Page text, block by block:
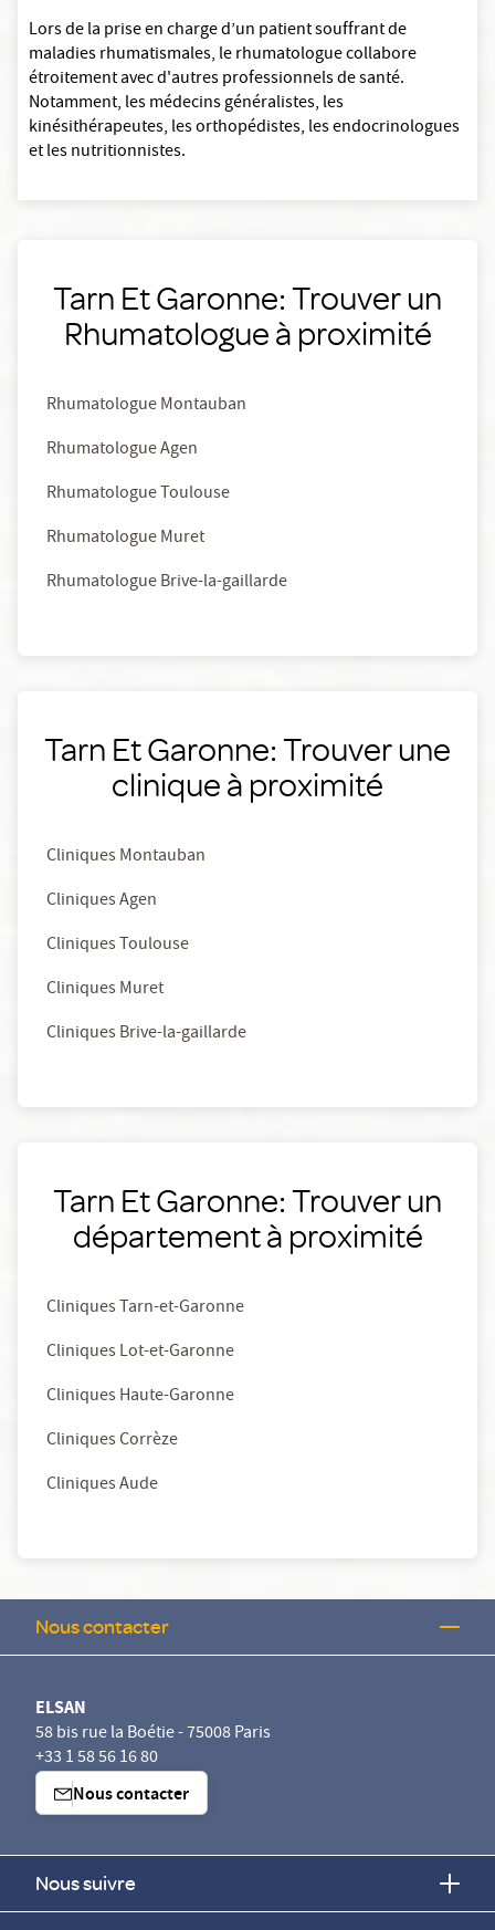
Lors de la prise en charge d’un patient souffrant de
maladies rhumatismales, le rhumatologue collabore
étroitement avec d'autres professionnels de santé.
Notamment, les médecins généralistes, les
kinésithérapeutes, les orthopédistes, les endocrinologues
et les nutritionnistes.
Tarn Et Garonne: Trouver un
Rhumatologue à proximité
Rhumatologue Montauban
Rhumatologue Agen
Rhumatologue Toulouse
Rhumatologue Muret
Rhumatologue Brive-la-gaillarde
Tarn Et Garonne: Trouver une
clinique à proximité
Cliniques Montauban
Cliniques Agen
Cliniques Toulouse
Cliniques Muret
Cliniques Brive-la-gaillarde
Tarn Et Garonne: Trouver un
département à proximité
Cliniques Tarn-et-Garonne
Cliniques Lot-et-Garonne
Cliniques Haute-Garonne
Cliniques Corrèze
Cliniques Aude
Nous contacter
ELSAN
58 bis rue la Boétie - 75008 Paris
+33 1 58 56 16 80
Nous contacter
Nous suivre